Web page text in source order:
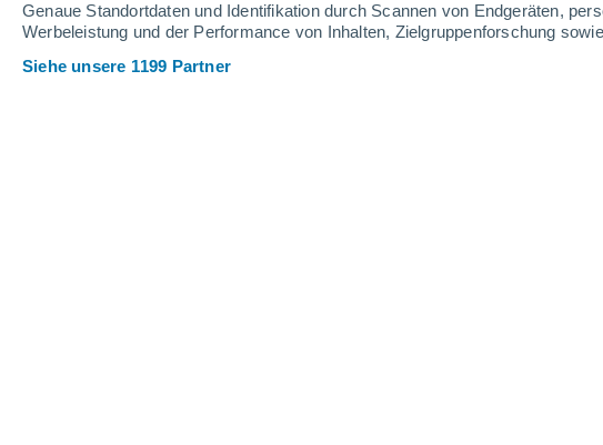
Genaue Standortdaten und Identifikation durch Scannen von Endgeräten,
Werbeleistung und der Performance von Inhalten, Zielgruppenforschung
Siehe unsere 1199 Partner